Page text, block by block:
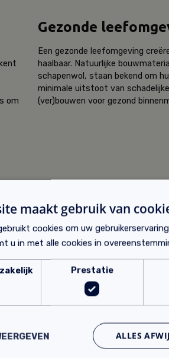
om
Gezonde
Een gezonde leefomgeving
haalbaar. Natuurlijke
schapenwol, staan bekend om
minimale uitstoot van
(ver)bouwen voor gezond
maakt gebruik van
cookies om uw
u in met alle cookies in
Prestatie
ALLES